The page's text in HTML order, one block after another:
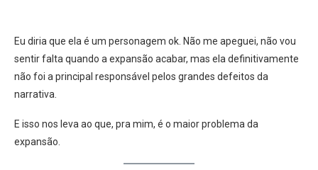
Eu diria que ela é um personagem ok. Não me apeguei, não vou
sentir falta quando a expansão acabar, mas ela definitivamente
não foi a principal responsável pelos grandes defeitos da
narrativa.
E isso nos leva ao que, pra mim, é o maior problema da
expansão.